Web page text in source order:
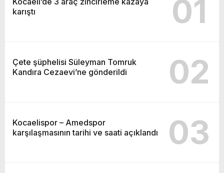
karıştı
01
Çete şüphelisi Süleyman Tomruk
Kandıra Cezaevi’ne gönderildi
02
Kocaelispor – Amedspor
karşılaşmasının tarihi ve saati açıklandı
03